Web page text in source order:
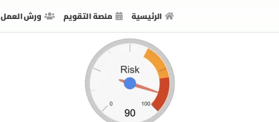
الرئيسية منصة التقويم ورش العمل